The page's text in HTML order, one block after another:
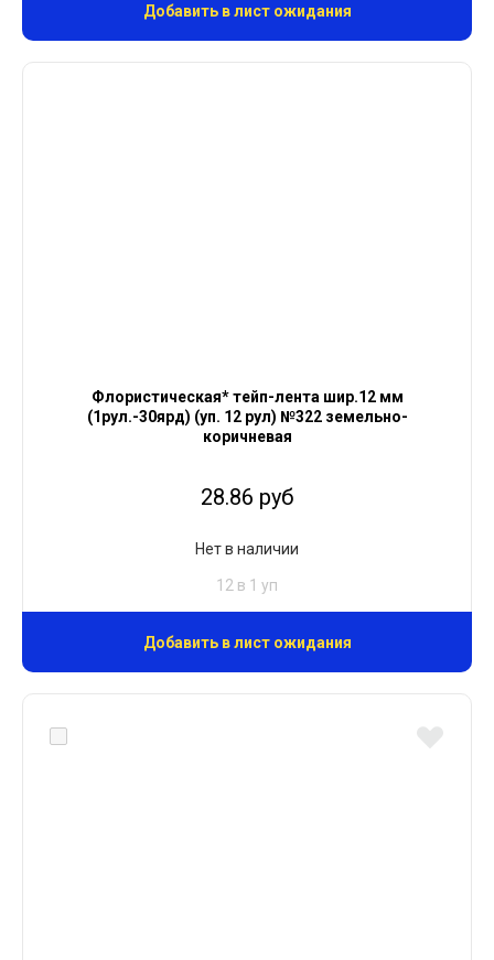
Добавить в лист ожидания
Флористическая* тейп-лента шир.12 мм
(1рул.-30ярд) (уп. 12 рул) №322 земельно-
коричневая
28.86 руб
Нет в наличии
12 в 1 уп
Добавить в лист ожидания